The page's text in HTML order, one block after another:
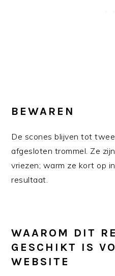
BEWAREN
De scones blijven tot
afgesloten trommel. Ze
vriezen; warm ze kort op
resultaat.
WAAROM DIT
GESCHIKT IS
WEBSITE